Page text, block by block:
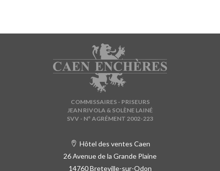
COMMISSAIRES - PRISEURS
JEAN RIVOLA & SOLÈNE LAINÉ
SVV - N° AGRÉMENT 2002-223
Hôtel des ventes Caen
26 Avenue de la Grande Plaine
14760 Breteville-sur-Odon